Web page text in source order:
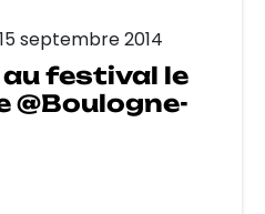
septembre 2014
festival le
@Boulogne-